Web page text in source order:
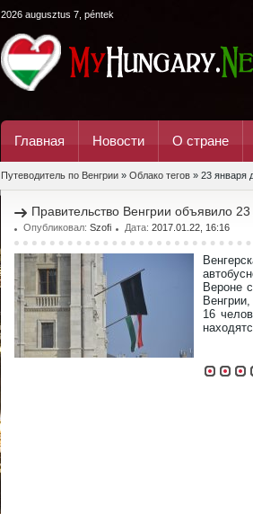
2026 augusztus 7, péntek
Главная Новости О стране
Путеводитель по Венгрии » Облако тегов » 23 января
Правительство Венгрии объявило
Опубликовал: Szofi Дата: 2017.01.22, 16:16
Вероне
16